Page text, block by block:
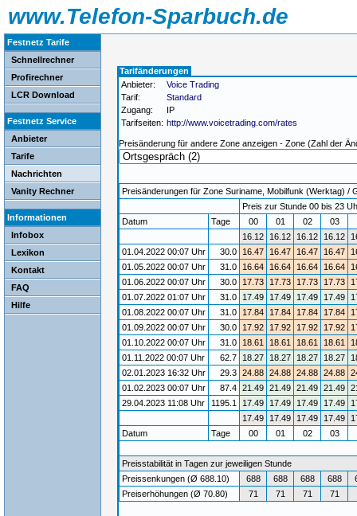
www.Telefon-Sparbuch.de
Festnetz Tarife
Schnellrechner
Profirechner
LCR Download
Festnetz Service
Anbieter
Tarife
Nachrichten
Vanity Rechner
Informationen
Infobox
Lexikon
Kontakt
FAQ
Hilfe
Tarifänderungen
Anbieter:
Voice Trading
Tarif:
Standard
Zugang:
IP
Tarifseiten: http://www.voicetrading.com/rates
Preisänderung für andere Zone anzeigen - Zone (Zahl der
Preisänderungen für Zone Suriname, Mobilfunk (Werktag) /
Preis zur Stunde 00 bis 23
Datum
Tage 00 01 02 03
16.12
16.12 16.12 16.12
01.04.2022 00:07 Uhr
30.0 16.47 16.47 16.47 16.47
01.05.2022 00:07 Uhr
31.0 16.64 16.64 16.64 16.64
01.06.2022 00:07 Uhr
30.0 17.73 17.73 17.73 17.73
01.07.2022 01:07 Uhr
31.0 17.49 17.49 17.49 17.49
01.08.2022 00:07 Uhr
31.0 17.84 17.84 17.84 17.84
01.09.2022 00:07 Uhr
30.0 17.92 17.92 17.92 17.92
01.10.2022 00:07 Uhr
31.0 18.61 18.61 18.61 18.61
01.11.2022 00:07 Uhr
62.7 18.27 18.27 18.27 18.27
02.01.2023 16:32 Uhr
29.3 24.88 24.88 24.88 24.88
01.02.2023 00:07 Uhr
87.4 21.49 21.49 21.49 21.49
29.04.2023 11:08 Uhr
1195.1 17.49 17.49 17.49 17.49
17.49
17.49 17.49 17.49
Datum
Tage 00 01 02 03
Preisstabilität in Tagen zur jeweiligen Stunde
Preissenkungen (Ø 688.10)
688 688 688 688
Preiserhöhungen (Ø 70.80)
71 71 71 71